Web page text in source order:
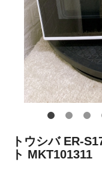
トウシバ ER-
ト MKT101311